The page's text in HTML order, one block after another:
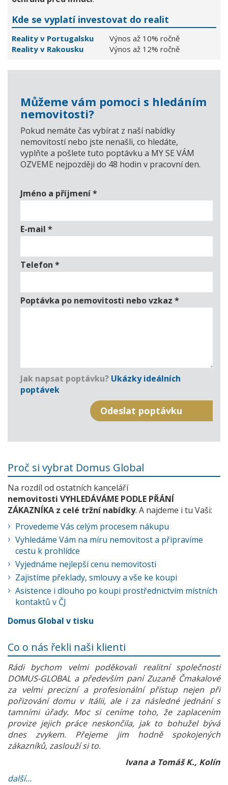
Kde se vyplatí investovat do realit
Reality v Portugalsku
Výnos až 10% ročně
Reality v Rakousku
Výnos až 12% ročně
Můžeme vám pomoci s hledáním
nemovitosti?
Pokud nemáte čas vybírat z naší nabídky
nemovitostí nebo jste nenašli, co hledáte,
vyplňte a pošlete tuto poptávku a MY SE VÁM
OZVEME nejpozději do 48 hodin v pracovní den.
Jméno a příjmení*
E-mail *
Telefon *
Poptávka po nemovitosti nebo vzkaz *
Jak napsat poptávku? Ukázky ideálních
poptávek
Proč si vybrat Domus Global
Na rozdíl od ostatních kanceláří
nemovitosti VYHLEDÁVÁME PODLE PŘÁNÍ
ZÁKAZNÍKA z celé tržní nabídky. A najdeme i tu Vaši:
Provedeme Vás celým procesem nákupu
Vyhledáme Vám na míru nemovitost a připravíme
cestu k prohlídce
Vyjednáme nejlepší cenu nemovitosti
Zajistíme překlady, smlouvy a vše ke koupi
Asistence i dlouho po koupi prostřednictvím místních
kontaktů v ČJ
Domus Global v tisku
Co o nás řekli naši klienti
Rádi bychom velmi poděkovali realitní společnosti
DOMUS-GLOBAL a především paní Zuzaně Čmakalové
za velmi precizní a profesionální přístup nejen při
pořizování domu v Itálii, ale i za následné jednání s
tamními úřady. Moc si ceníme toho, že zaplacením
provize jejich práce neskončila, jak to bohužel bývá
dnes zvykem. Přejeme jim hodně spokojených
zákazníků, zaslouží si to.
Ivana a Tomáš K., Kolín
další...